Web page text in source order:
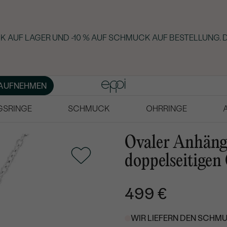
AUF LAGER UND -10 % AUF SCHMUCK AUF BESTELLUNG.
SCHMUCK OHRRINGE
Ovaler
499 €
WIR LIEFERN DEN